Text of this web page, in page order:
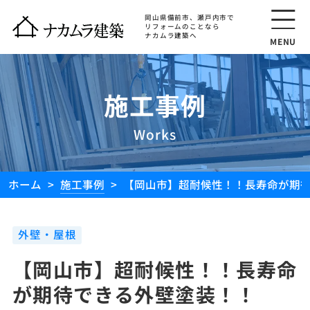
岡山県備前市、瀬戸内市で
リフォームのことなら
ナカムラ建築へ
MENU
施工事例
Works
ホーム 施工事例 【岡山市】超耐候性！！長寿命が期
外壁・屋根
【岡山市】超耐候性！！長寿命
が期待できる外壁塗装！！